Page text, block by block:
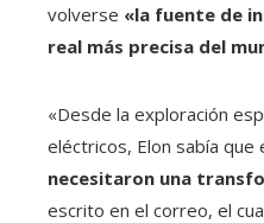
volverse «la fuente de
real más precisa del
«Desde la exploración
eléctricos, Elon sabía que
necesitaron una
escrito en el correo, el